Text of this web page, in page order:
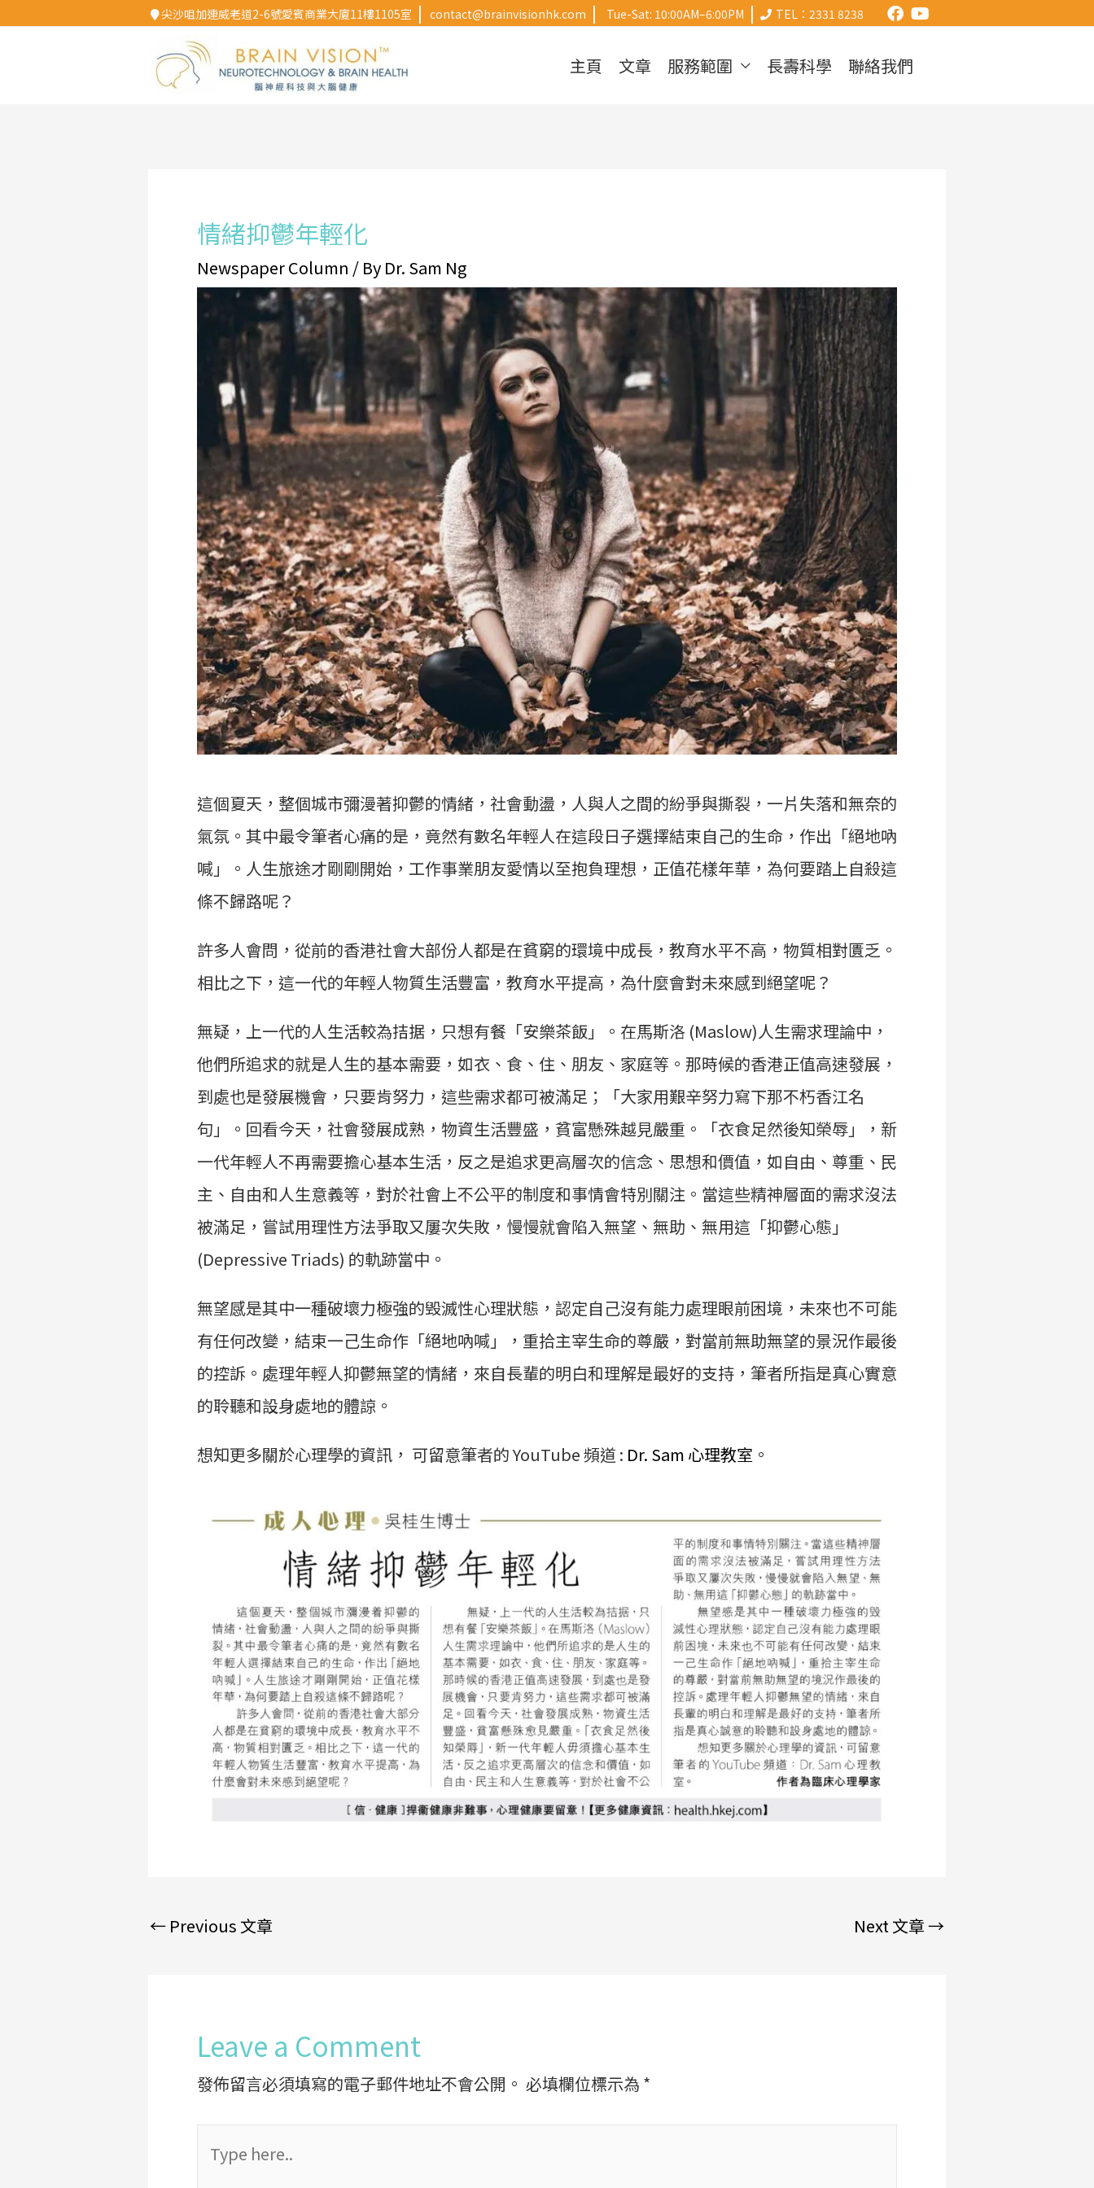
尖沙咀加連威老道2-6號愛賓商業大廈11樓1105室 | contact@brainvisionhk.com | Tue-Sat: 10:00AM–6:00PM | TEL：2331 8238
主頁 文章 服務範圍 長壽科學 聯絡我們
情緒抑鬱年輕化
Newspaper Column / By Dr. Sam Ng
這個夏天，整個城市彌漫著抑鬱的情緒，社會動盪，人與人之間的紛爭與撕裂，一片失落和無奈的
氣氛。其中最令筆者心痛的是，竟然有數名年輕人在這段日子選擇結束自己的生命，作出「絕地吶
喊」。人生旅途才剛剛開始，工作事業朋友愛情以至抱負理想，正值花樣年華，為何要踏上自殺這
條不歸路呢？
許多人會問，從前的香港社會大部份人都是在貧窮的環境中成長，教育水平不高，物質相對匱乏。
相比之下，這一代的年輕人物質生活豐富，教育水平提高，為什麼會對未來感到絕望呢？
無疑，上一代的人生活較為拮据，只想有餐「安樂茶飯」。在馬斯洛 (Maslow)人生需求理論中，
他們所追求的就是人生的基本需要，如衣、食、住、朋友、家庭等。那時候的香港正值高速發展，
到處也是發展機會，只要肯努力，這些需求都可被滿足；「大家用艱辛努力寫下那不朽香江名
句」。回看今天，社會發展成熟，物資生活豐盛，貧富懸殊越見嚴重。「衣食足然後知榮辱」，新
一代年輕人不再需要擔心基本生活，反之是追求更高層次的信念、思想和價值，如自由、尊重、民
主、自由和人生意義等，對於社會上不公平的制度和事情會特別關注。當這些精神層面的需求沒法
被滿足，嘗試用理性方法爭取又屢次失敗，慢慢就會陷入無望、無助、無用這「抑鬱心態」
(Depressive Triads) 的軌跡當中。
無望感是其中一種破壞力極強的毁滅性心理狀態，認定自己沒有能力處理眼前困境，未來也不可能
有任何改變，結束一己生命作「絕地吶喊」，重拾主宰生命的尊嚴，對當前無助無望的景況作最後
的控訴。處理年輕人抑鬱無望的情緒，來自長輩的明白和理解是最好的支持，筆者所指是真心實意
的聆聽和設身處地的體諒。
想知更多關於心理學的資訊， 可留意筆者的 YouTube 頻道 : Dr. Sam 心理教室 。
navigation
← Previous 文章 Next 文章→
Leave a Comment
發佈留言必須填寫的電子郵件地址不會公開。 必填欄位標示為 *
here..